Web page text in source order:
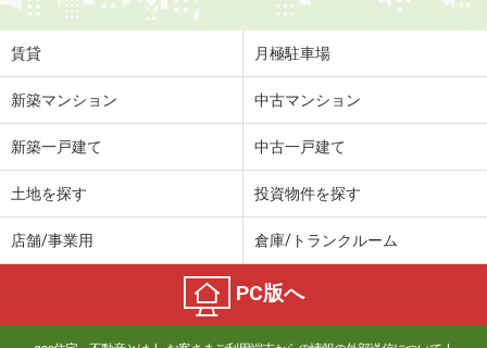
賃貸 月極駐車場
新築マンション 中古マンション
新築一戸建て 中古一戸建て
土地を探す 投資物件を探す
店舗/事業用 倉庫/トランクルーム
PC版へ